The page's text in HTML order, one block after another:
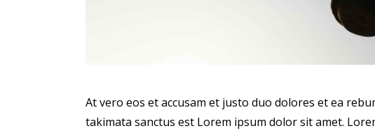
At vero eos et accusam et justo duo dolores et ea
takimata sanctus est Lorem ipsum dolor sit amet.